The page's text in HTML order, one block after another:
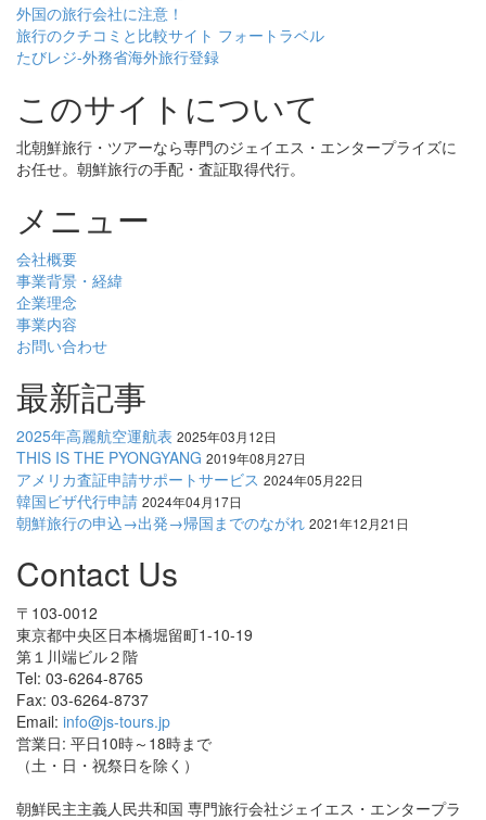
外国の旅行会社に注意！
旅行のクチコミと比較サイト フォートラベル
たびレジ-外務省海外旅行登録
このサイトについて
北朝鮮旅行・ツアーなら専門のジェイエス・エンタープライズに
お任せ。朝鮮旅行の手配・査証取得代行。
メニュー
会社概要
事業背景・経緯
企業理念
事業内容
お問い合わせ
最新記事
2025年高麗航空運航表 2025年03月12日
THIS IS THE PYONGYANG 2019年08月27日
アメリカ査証申請サポートサービス 2024年05月22日
韓国ビザ代行申請 2024年04月17日
朝鮮旅行の申込→出発→帰国までのながれ 2021年12月21日
Contact Us
〒103-0012
東京都中央区日本橋堀留町1-10-19
第１川端ビル２階
Tel: 03-6264-8765
Fax: 03-6264-8737
Email: info@js-tours.jp
営業日: 平日10時～18時まで
（土・日・祝祭日を除く）
朝鮮民主主義人民共和国 専門旅行会社ジェイエス・エンタープラ